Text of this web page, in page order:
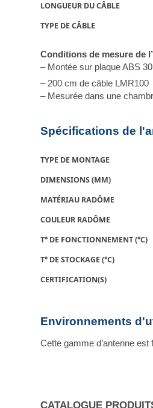
LONGUEUR DU CÂBLE
TYPE DE CÂBLE
Conditions de mesure de
– Montée sur plaque ABS
– 200 cm de câble LMR100
– Mesurée dans une
Spécifications de
TYPE DE MONTAGE
DIMENSIONS (MM)
MATÉRIAU RADÔME
COULEUR RADÔME
T° DE FONCTIONNEMENT (°C)
T° DE STOCKAGE (°C)
CERTIFICATION(S)
Environnements
Cette gamme d’antenne
CATALOGUE